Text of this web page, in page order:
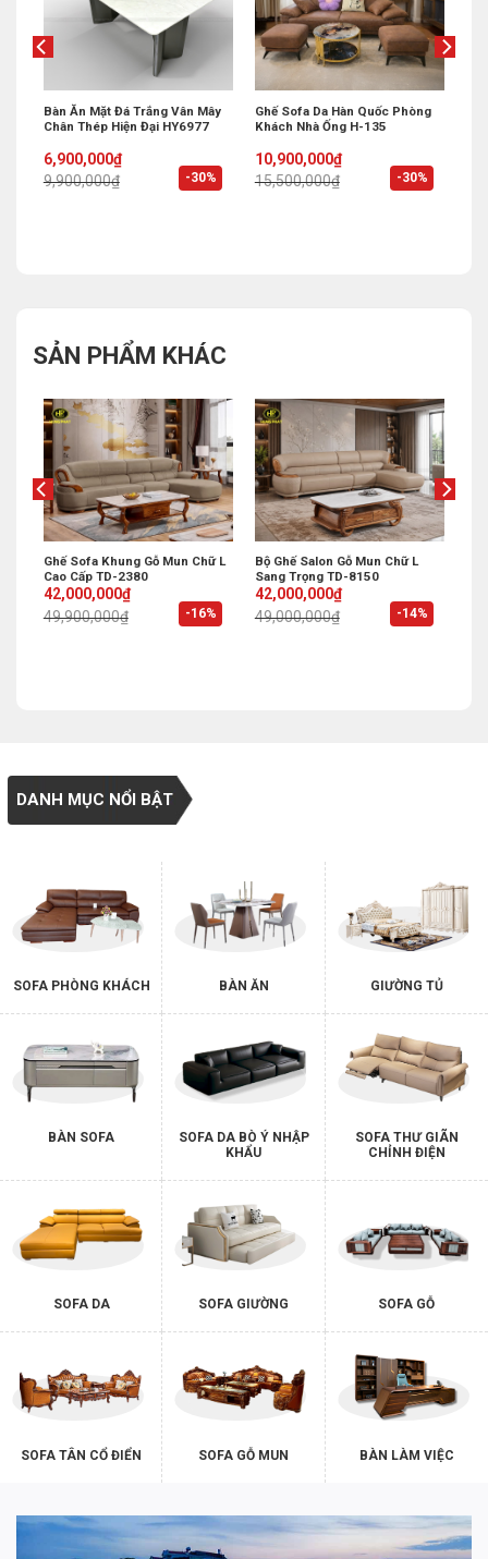
-30%
Bàn Ăn Mặt Đá Trắng Vân Mây
Chân Thép Hiện Đại HY6977
9,900,000₫
Original
price
was:
6,900,000₫
Current
price
is:
-30%
Ghế Sofa Da Hàn Quốc Phòng
Khách Nhà Ống H-135
15,500,000₫
Original
price
was:
10,900,000₫
Current
price
is:
SẢN PHẨM KHÁC
-16%
Ghế Sofa Khung Gỗ Mun Chữ L
Cao Cấp TD-2380
49,900,000₫
Original
price
was:
42,000,000₫
Current
price
is:
-14%
Bộ Ghế Salon Gỗ Mun Chữ L
Sang Trọng TD-8150
49,000,000₫
Original
price
was:
42,000,000₫
Current
price
is:
DANH MỤC NỔI BẬT
SOFA PHÒNG KHÁCH BÀN ĂN GIƯỜNG TỦ
BÀN SOFA
SOFA DA BÒ Ý NHẬP
KHẨU
SOFA THƯ GIÃN
CHỈNH ĐIỆN
SOFA DA SOFA GIƯỜNG SOFA GỖ
SOFA TÂN CỔ ĐIỂN SOFA GỖ MUN BÀN LÀM VIỆC